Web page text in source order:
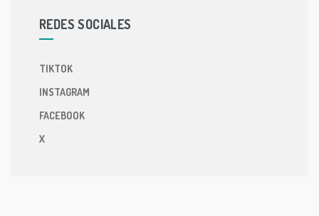
REDES SOCIALES
TIKTOK
INSTAGRAM
FACEBOOK
X